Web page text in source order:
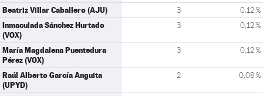
Beatriz Villar Caballero (AJU) 3 0,12 %
Inmaculada Sánchez Hurtado
(VOX)
3 0,12 %
María Magdalena Puentedura
Pérez (VOX)
3 0,12 %
Raúl Alberto García Anguita
(UPYD)
2 0,08 %